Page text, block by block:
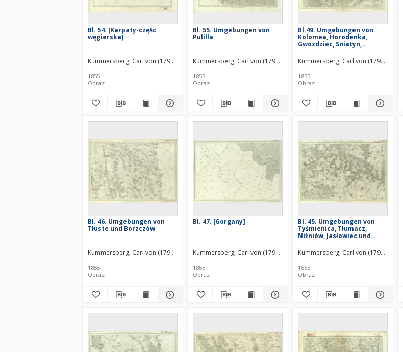
Bl. 54. [Karpaty-częśc
węgierska]
Kummersberg, Carl von (1797–1877)
1855
Obraz
Bl. 55. Umgebungen von
Pulilla
Kummersberg, Carl von (1797–1877)
1855
Obraz
Bl.49. Umgebungen von
Kolomea, Horodenka,
Gwozdziec, Sniatyn,
Kummersberg, Carl von (1797–1877)
1855
Obraz
Bl. 46. Umgebungen von
Tłuste und Borzczów
Kummersberg, Carl von (1797–1877)
1855
Obraz
Bl. 47. [Gorgany]
Kummersberg, Carl von (1797–1877)
1855
Obraz
Bl. 45. Umgebungen von
Tyśmienica, Tłumacz,
Niżniów, Jasłowiec und
Kummersberg, Carl von (1797–1877)
1855
Obraz